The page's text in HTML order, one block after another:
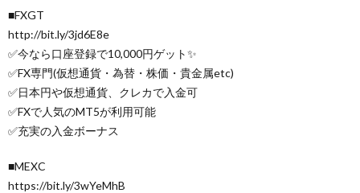
■FXGT
http://bit.ly/3jd6E8e
✅今なら口座登録で10,000円ゲット✨
✅FX専門(仮想通貨・為替・株価・貴金属etc)
✅日本円や仮想通貨、クレカで入金可
✅FXで人気のMT5が利用可能
✅充実の入金ボーナス
■MEXC
https://bit.ly/3wYeMhB